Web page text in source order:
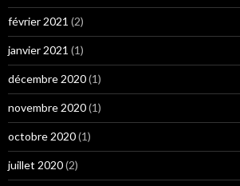
février 2021 (2)
janvier 2021 (1)
décembre 2020(1)
novembre 2020(1)
octobre 2020(1)
juillet 2020(2)